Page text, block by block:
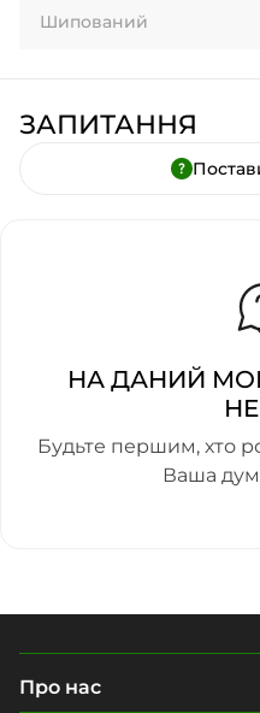
Шипований
ЗАПИТАННЯ
НА ДАНИЙ
Будьте першим, хто
Ваша
Про нас